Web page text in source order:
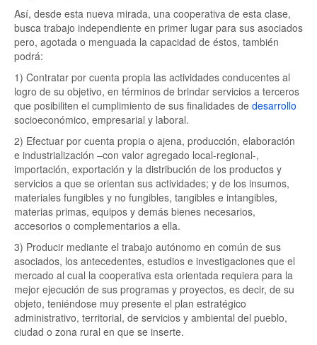
Así, desde esta nueva mirada, una cooperativa de esta clase,
busca trabajo independiente en primer lugar para sus asociados
pero, agotada o menguada la capacidad de éstos, también
podrá:
1) Contratar por cuenta propia las actividades conducentes al
logro de su objetivo, en términos de brindar servicios a terceros
que posibiliten el cumplimiento de sus finalidades de desarrollo
socioeconómico, empresarial y laboral.
2) Efectuar por cuenta propia o ajena, producción, elaboración
e industrialización –con valor agregado local-regional-,
importación, exportación y la distribución de los productos y
servicios a que se orientan sus actividades; y de los insumos,
materiales fungibles y no fungibles, tangibles e intangibles,
materias primas, equipos y demás bienes necesarios,
accesorios o complementarios a ella.
3) Producir mediante el trabajo autónomo en común de sus
asociados, los antecedentes, estudios e investigaciones que el
mercado al cual la cooperativa esta orientada requiera para la
mejor ejecución de sus programas y proyectos, es decir, de su
objeto, teniéndose muy presente el plan estratégico
administrativo, territorial, de servicios y ambiental del pueblo,
ciudad o zona rural en que se inserte.